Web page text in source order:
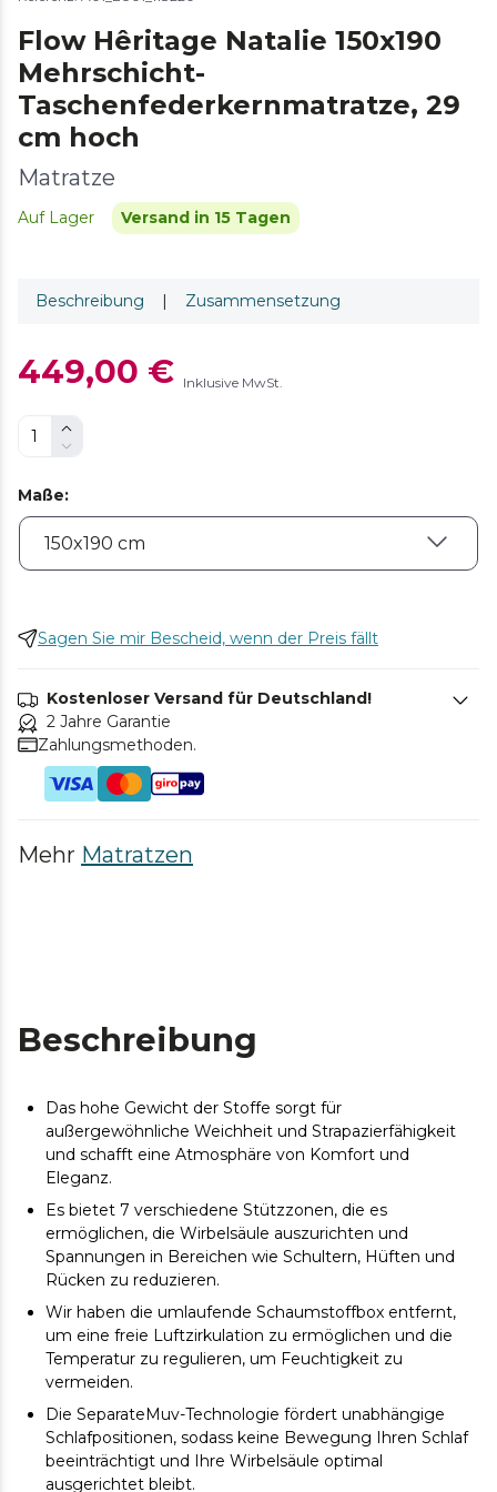
Flow Hêritage Natalie 150x190
Mehrschicht-
Taschenfederkernmatratze, 29
cm hoch
Matratze
Auf Lager Versand in 15 Tagen
Beschreibung | Zusammensetzung
449,00 € Inklusive MwSt.
Maße:
Sagen Sie mir Bescheid, wenn der Preis fällt
Kostenloser Versand für Deutschland!
2 Jahre Garantie
Zahlungsmethoden.
Mehr Matratzen
Beschreibung
Das hohe Gewicht der Stoffe sorgt für
außergewöhnliche Weichheit und Strapazierfähigkeit
und schafft eine Atmosphäre von Komfort und
Eleganz.
Es bietet 7 verschiedene Stützzonen, die es
ermöglichen, die Wirbelsäule auszurichten und
Spannungen in Bereichen wie Schultern, Hüften und
Rücken zu reduzieren.
Wir haben die umlaufende Schaumstoffbox entfernt,
um eine freie Luftzirkulation zu ermöglichen und die
Temperatur zu regulieren, um Feuchtigkeit zu
vermeiden.
Die SeparateMuv-Technologie fördert unabhängige
Schlafpositionen, sodass keine Bewegung Ihren Schlaf
beeinträchtigt und Ihre Wirbelsäule optimal
ausgerichtet bleibt.